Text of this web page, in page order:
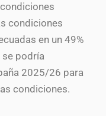
condiciones
en un 49%
se podría
2025/26 para
condiciones.